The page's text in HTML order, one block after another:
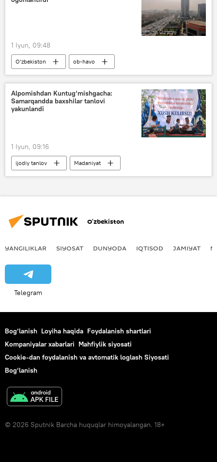
Jizzax
1 Iyun, 09:48
O‘zbekiston
ob-havo
O‘zbekistonda ob-havo
Jamiyat
sel
suv
chang bo‘roni
O‘zgidromet
Alpomishdan Kuntug‘mishgacha:
Samarqandda baxshilar tanlovi
yakunlandi
1 Iyun, 09:16
ijodiy tanlov
Madaniyat
O‘zbekiston
Samarqand viloyati
O‘zbekiston
YANGILIKLAR SIYOSAT DUNYODA IQTISOD JAMIYAT
Telegram
Bog‘lanish Loyiha haqida Foydalanish shartlari
Kompaniyalar xabarlari Mahfiylik siyosati
Cookie-dan foydalanish va avtomatik loglash Siyosati
Bog‘lanish
© 2026 Sputnik Barcha huquqlar himoyalangan. 18+